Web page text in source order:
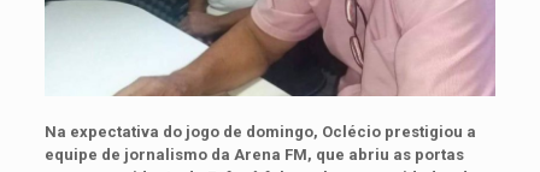
Na expectativa do jogo de domingo, Oclécio prestigiou a
equipe de jornalismo da Arena FM, que abriu as portas